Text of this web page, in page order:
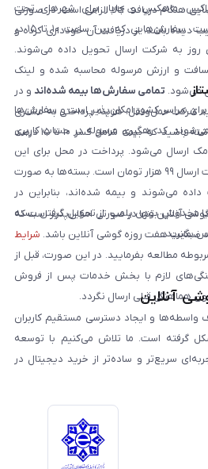
هنگام دریافت کالا الزامی است. در صورتی
باشد، از دریافت آن خودداری کرده و
ماهکس و چاپار برای شهرهای تحت
پوشش این شرکت‌ها فراهم است. سفارش‌هایی که بین ساعت ۱۰ تا ۱۵ در
روز به شرکت ارسال تحویل داده می‌شوند.
و ارزش مرسوله محاسبه شده و لینک
می‌شود. تمامی سفارش‌ها بیمه شده‌اند و در
شرکت حمل‌ونقل، هزینه پرداختی به مشتری
بازگردانده خواهد شد. توجه داشته باشید که بیمه شامل کسر ۱۰ تا ۱۵ درصد
سراسر کشور امکان‌پذیر است و سفارش‌ها
می‌شوند. کد رهگیری مرسوله در حساب کاربری
ارسال می‌شود. پرداخت در محل برای این
روش ممکن نیست و هزینه ثابت ارسال ۹۹ هزار تومان است. بسته‌ها به صورت
می‌شوند و بیمه شده‌اند، بنابراین در
مخدوش بودن پلمپ، از تحویل گرفتن بسته
بگیرید.
آنلاین تنها در صورتی امکان‌پذیر است که
ضمانت هفت روزه گوشی آنلاین باشد. شرایط
مطالعه بفرمایید. در این صورت، قبل از
لازم با بخش خدمات پس از فروش
هماهنگی قبلی ارسال نگردد.
آنلاین
واسطه‌ها و ایجاد دسترسی مستقیم کاربران
گرفته است. ما تلاش می‌کنیم با توسعه
سریع‌تر و ساده‌تر از خرید دیجیتال در
قابل اعتماد برای خرید کالای دیجیتال،
مسیر ما را روشن‌تر می‌کند. ما باور
به کسب‌وکارهایی است که صداقت و شفافیت
آنلاین با تکیه بر تجربه و تخصص، با قدرت به